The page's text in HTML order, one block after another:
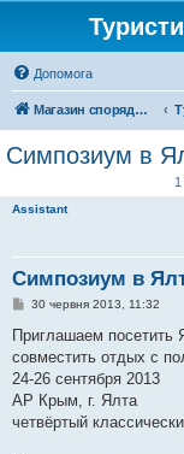
Допомога
Магазин спорядження
Симпозиум в
Assistant
Симпозиум в
П
в
д
о
л
е
30 червня 2013, 11:32
Приглашаем
совместить отдых с
24-26 сентября 2013
АР Крым, г. Ялта
четвёртый